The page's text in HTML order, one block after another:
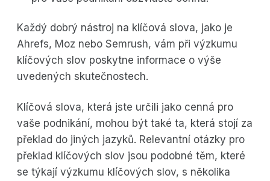
Každý dobrý nástroj na klíčová slova, jako je
Ahrefs, Moz nebo Semrush, vám při výzkumu
klíčových slov poskytne informace o výše
uvedených skutečnostech.
Klíčová slova, která jste určili jako cenná pro
vaše podnikání, mohou být také ta, která stojí za
překlad do jiných jazyků. Relevantní otázky pro
překlad klíčových slov jsou podobné těm, které
se týkají výzkumu klíčových slov, s několika